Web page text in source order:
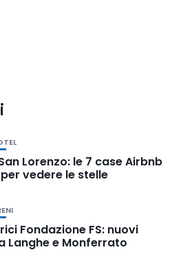
Lorenzo: le 7 case Airbnb
vedere le stelle
Fondazione FS: nuovi
Langhe e Monferrato